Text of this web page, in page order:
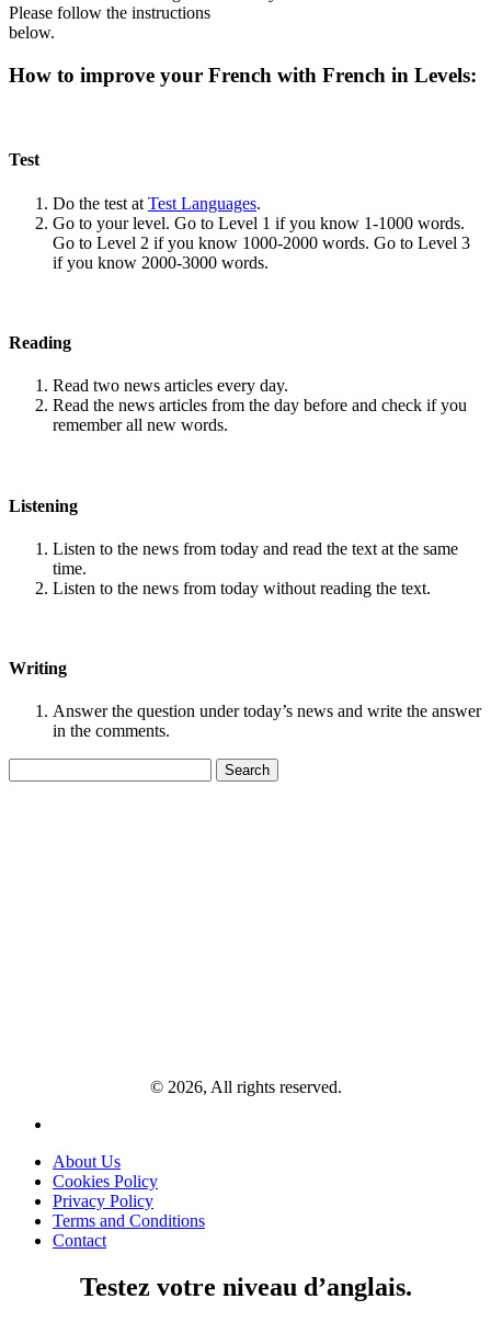
Please follow the instructions
below.
How to improve your French with French in Levels:
Test
Do the test at Test Languages.
Go to your level. Go to Level 1 if you know 1-1000 words.
Go to Level 2 if you know 1000-2000 words. Go to Level 3
if you know 2000-3000 words.
Reading
Read two news articles every day.
Read the news articles from the day before and check if you
remember all new words.
Listening
Listen to the news from today and read the text at the same
time.
Listen to the news from today without reading the text.
Writing
Answer the question under today’s news and write the answer
in the comments.
for:
© 2026, All rights reserved.
About Us
Cookies Policy
Privacy Policy
Terms and Conditions
Contact
Testez votre niveau d’anglais.